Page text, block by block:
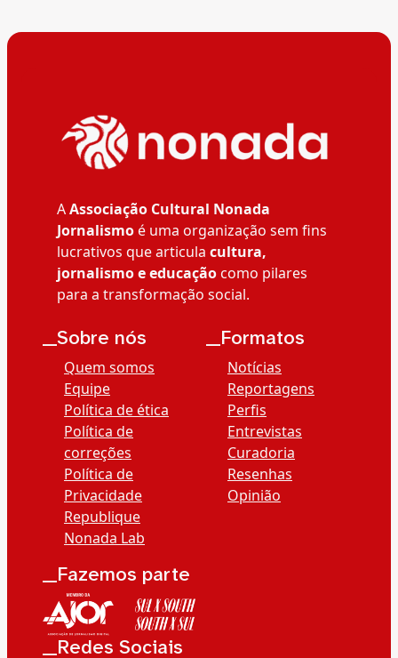
AAssociação Cultural Nonada
Jornalismoé uma organização sem fins
lucrativos que articula cultura,
jornalismo e educaçãocomo pilares
para a transformação social.
__Sobre nós
Quem somos
Equipe
Política de ética
Política de
correções
Política de
Privacidade
Republique
Nonada Lab
__Formatos
Notícias
Reportagens
Perfis
Entrevistas
Curadoria
Resenhas
Opinião
__Fazemos parte
__Redes Sociais